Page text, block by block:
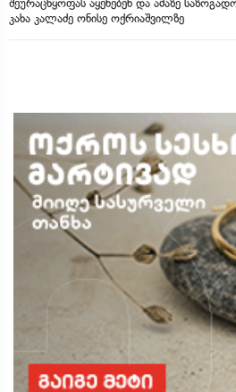
შეურაცხყოფას აყენებენ და ამაზე
კახა კალაძე ონისე ოქრიაშვილზე